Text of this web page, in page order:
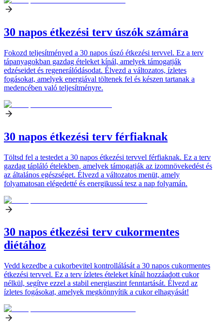
30 napos étkezési terv úszók számára
Fokozd teljesítményed a 30 napos úszó étkezési tervvel. Ez a terv
tápanyagokban gazdag ételeket kínál, amelyek támogatják
edzéseidet és regenerálódásodat. Élvezd a változatos, ízletes
fogásokat, amelyek energiával töltenek fel és készen tartanak a
medencében való teljesítményre.
30 napos étkezési terv férfiaknak
Töltsd fel a testedet a 30 napos étkezési tervvel férfiaknak. Ez a terv
gazdag tápláló ételekben, amelyek támogatják az izomnövekedést és
az általános egészséget. Élvezd a változatos menüt, amely
folyamatosan elégedetté és energikussá tesz a nap folyamán.
30 napos étkezési terv cukormentes
diétához
Vedd kezedbe a cukorbevitel kontrollálását a 30 napos cukormentes
étkezési tervvel. Ez a terv ízletes ételeket kínál hozzáadott cukor
nélkül, segítve ezzel a stabil energiaszint fenntartását. Élvezd az
ízletes fogásokat, amelyek megkönnyítik a cukor elhagyását!